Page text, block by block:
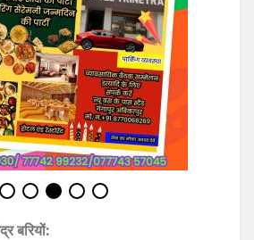
स्वास्थ्य केंद्र राजपुर): प्रत्येक
शुक्रवार एवं रविवार।
प्रत्येक मंगलवार, गुरुवार एवं शनिवार (ऑन-
रघुनाथनगर:
बिस्तरीय अस्पताल वाड्रफनगर):
रूप से कार्य करने हेतु निर्देशित।
कड़ा निर्देश